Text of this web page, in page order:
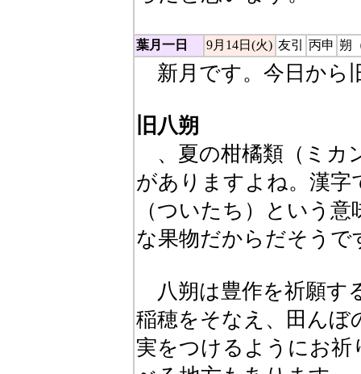
葉月一日 9月14日(火) 友引 丙申 朔
新月です。今日から
旧八朔
、夏の柑橘類（ミカ
がありますよね。漢字
（ついたち）という
な果物だからだそうで
八朔は豊作を祈願す
稲穂をそなえ、田んぼ
実をつけるようにお祈